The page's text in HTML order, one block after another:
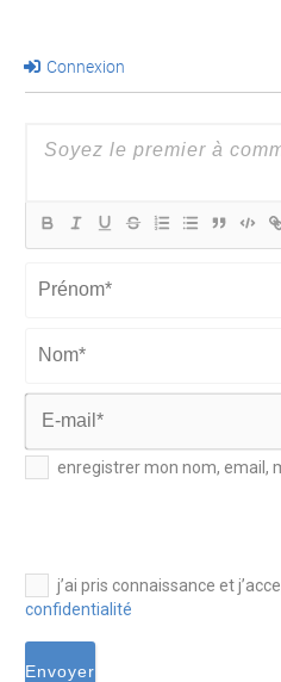
Connexion
Nom*
E-
mail*
enregistrer mon nom, email,
j’ai pris connaissance et
confidentialité